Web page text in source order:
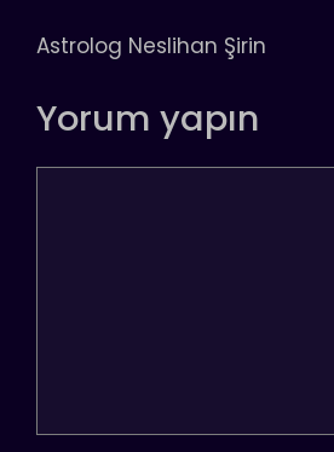
Astrolog Neslihan Şirin
Yorum yapın